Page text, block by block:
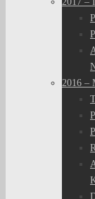
2016 –